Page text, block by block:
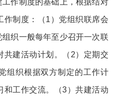
作制度的基础上，根据结对
作制度：（1）党组织联席会
织一般每年至少召开一次联
共建活动计划。（2）定期交
组织根据双方制定的工作计
和工作交流。（3）共建活动